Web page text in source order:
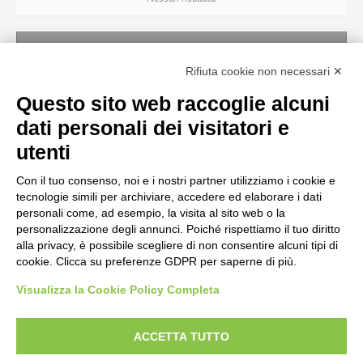
TITOLO
MATERIA E TECNICA
CRONOLOGIA
diritto d’autore, legge 22 aprile 1941 n. 633. I diritti degli autori, degli artisti e
Rifiuta cookie non necessari ✕
Questo sito web raccoglie alcuni
dati personali dei visitatori e
utenti
Con il tuo consenso, noi e i nostri partner utilizziamo i cookie e
tecnologie simili per archiviare, accedere ed elaborare i dati
personali come, ad esempio, la visita al sito web o la
personalizzazione degli annunci. Poiché rispettiamo il tuo diritto
alla privacy, è possibile scegliere di non consentire alcuni tipi di
cookie. Clicca su preferenze GDPR per saperne di più.
Visualizza la Cookie Policy Completa
ACCETTA TUTTO